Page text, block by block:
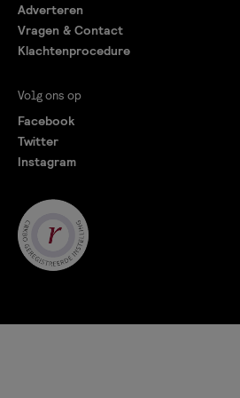
Adverteren
Vragen & Contact
Klachtenprocedure
Volg ons op
Facebook
Twitter
Instagram